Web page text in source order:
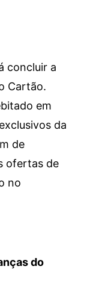
concluir a
Cartão.
em
da
de
ofertas de
no
do